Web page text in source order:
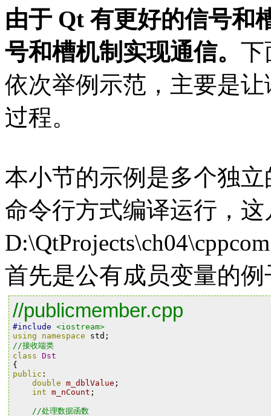
由于 Qt 有更好的信号和
号和槽机制实现通信。 下
依次举例示范，主要是
过程。
本小节的示例是多个独
命令行方式编译运行，
首先是公有成员变量的例
//publicmember.cpp
#include <iostream>
using
namespace std ;
//接收端类
class Dst
{
public :
double m_dblValue ;
int m_nCount ;
//处理数据函数